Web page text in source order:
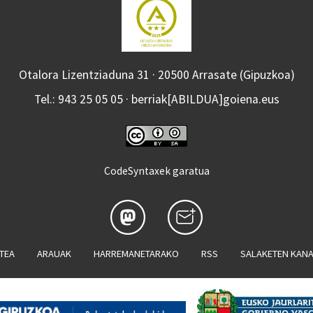
Otalora Lizentziaduna 31 · 20500 Arrasate (Gipuzkoa)
Tel.: 943 25 05 05 · berriak[ABILDUA]goiena.eus
CodeSyntaxek garatua
ARAUAK HARREMANETARAKO RSS SALAKETEN